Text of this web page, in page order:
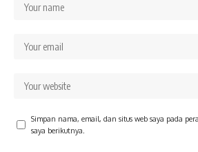
Simpan nama, email, dan situs web saya pada
saya berikutnya.